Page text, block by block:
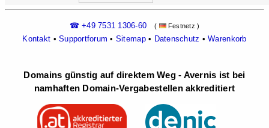
☎ +49 7531 1306-60 ( Festnetz )
Kontakt •Supportforum • Sitemap• Datenschutz •Warenkorb
Domains günstig auf direktem Weg - Avernis ist bei
namhaften Domain-Vergabestellen akkreditiert